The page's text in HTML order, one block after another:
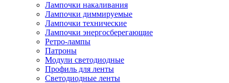
Лампочки накаливания
Лампочки диммируемые
Лампочки технические
Лампочки энергосберегающие
Ретро-лампы
Патроны
Модули светодиодные
Профиль для ленты
Светодиодные ленты